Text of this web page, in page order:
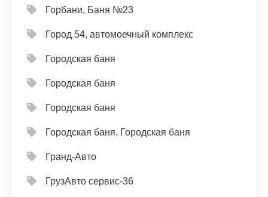
Горбани, Баня №23
Город 54, автомоечный комплекс
Городская баня
Городская баня
Городская баня
Городская баня, Городская баня
Гранд-Авто
ГрузАвто сервис-36